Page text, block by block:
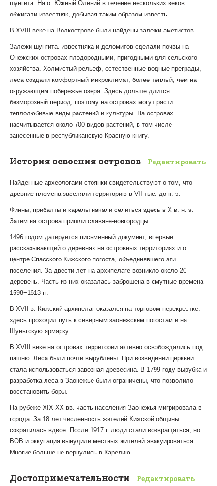
шунгита. На о. Южный Олений в течение нескольких веков
обжигали известняк, добывая таким образом известь.
В XVIII веке на Волкострове были найдены залежи аметистов.
Залежи шунгита, известняка и доломитов сделали почвы на
Онежских островах плодородными, пригодными для сельского
хозяйства. Холмистый рельеф, естественные водные преграды,
леса создали комфортный микроклимат, более теплый, чем на
окружающем побережье озера. Здесь дольше длится
безморозный период, поэтому на островах могут расти
теплолюбивые виды растений и культуры. На островах
насчитывается около 700 видов растений, в том числе
занесенные в республиканскую Красную книгу.
История освоения островов Редактировать
Найденные археологами стоянки свидетельствуют о том, что
древние племена заселяли территорию в VII тыс. до н. э.
Финны, прибалты и карелы начали селиться здесь в X в. н. э.
Затем на острова пришли славяне-новгородцы.
1496 годом датируется письменный документ, впервые
рассказывающий о деревнях на островных территориях и о
центре Спасского Кижского погоста, объединявшего эти
поселения. За двести лет на архипелаге возникло около 20
деревень. Часть из них оказалась заброшена в смутные времена
1598−1613 гг.
В XVII в. Кижский архипелаг оказался на торговом перекрестке:
здесь проходил путь к северным заонежским погостам и на
Шуньгскую ярмарку.
В XVIII веке на островах территории активно освобождались под
пашню. Леса были почти вырублены. При возведении церквей
стала использоваться завозная древесина. В 1799 году вырубка и
разработка леса в Заонежье были ограничены, что позволило
восстановить боры.
На рубеже XIX-XX вв. часть населения Заонежья мигрировала в
города. За 18 лет численность жителей Кижской общины
сократилась вдвое. После 1917 г. люди стали возвращаться, но
ВОВ и оккупация вынудили местных жителей эвакуироваться.
Многие больше не вернулись в Карелию.
Достопримечательности Редактировать